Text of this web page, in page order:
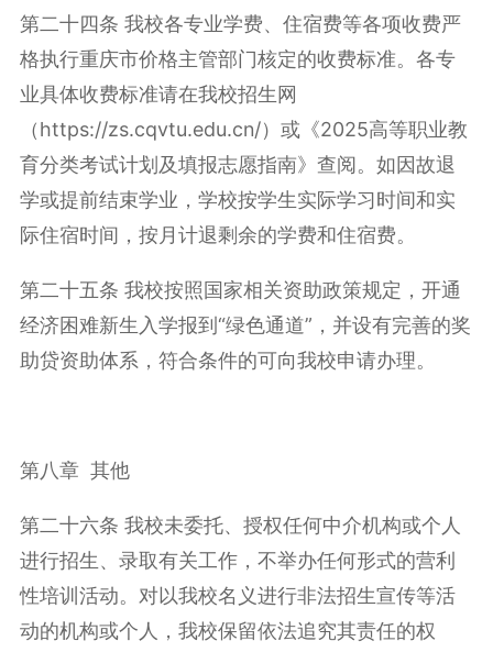
第二十四条 我校各专业学费、住宿费等各项收费严
格执行重庆市价格主管部门核定的收费标准。各专
业具体收费标准请在我校招生网
（https://zs.cqvtu.edu.cn/）或《2025高等职业教
育分类考试计划及填报志愿指南》查阅。如因故退
学或提前结束学业，学校按学生实际学习时间和实
际住宿时间，按月计退剩余的学费和住宿费。
第二十五条 我校按照国家相关资助政策规定，开通
经济困难新生入学报到“绿色通道”，并设有完善的奖
助贷资助体系，符合条件的可向我校申请办理。
第八章 其他
第二十六条 我校未委托、授权任何中介机构或个人
进行招生、录取有关工作，不举办任何形式的营利
性培训活动。对以我校名义进行非法招生宣传等活
动的机构或个人，我校保留依法追究其责任的权